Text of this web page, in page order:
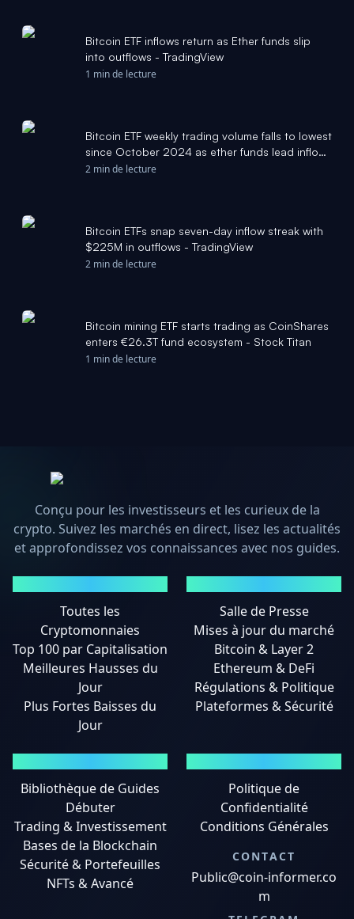
Bitcoin ETF inflows return as Ether funds slip
into outflows - TradingView
1 min de lecture
Bitcoin ETF weekly trading volume falls to lowest
since October 2024 as ether funds lead inflows
again - The Block
2 min de lecture
Bitcoin ETFs snap seven-day inflow streak with
$225M in outflows - TradingView
2 min de lecture
Bitcoin mining ETF starts trading as CoinShares
enters €26.3T fund ecosystem - Stock Titan
1 min de lecture
Conçu pour les investisseurs et les curieux de la
crypto. Suivez les marchés en direct, lisez les actualités
et approfondissez vos connaissances avec nos guides.
Toutes les
Cryptomonnaies
Top 100 par Capitalisation
Meilleures Hausses du
Jour
Plus Fortes Baisses du
Jour
Salle de Presse
Mises à jour du marché
Bitcoin & Layer 2
Ethereum & DeFi
Régulations & Politique
Plateformes & Sécurité
Bibliothèque de Guides
Débuter
Trading & Investissement
Bases de la Blockchain
Sécurité & Portefeuilles
NFTs & Avancé
Politique de
Confidentialité
Conditions Générales
CONTACT
Public@coin-informer.co
m